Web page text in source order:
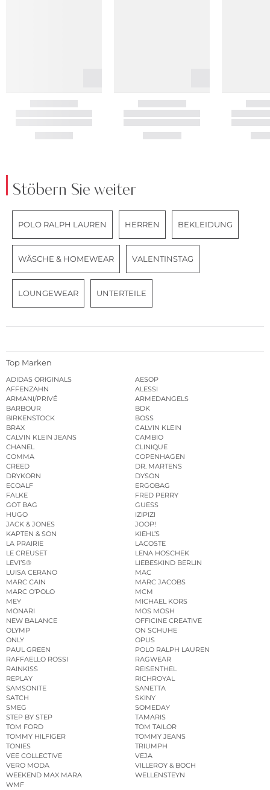
Stöbern Sie weiter
POLO RALPH LAUREN HERREN BEKLEIDUNG
WÄSCHE & HOMEWEAR VALENTINSTAG
LOUNGEWEAR UNTERTEILE
Top Marken
ADIDAS ORIGINALS
AESOP
AFFENZAHN
ALESSI
ARMANI/PRIVÉ
ARMEDANGELS
BARBOUR
BDK
BIRKENSTOCK
BOSS
BRAX
CALVIN KLEIN
CALVIN KLEIN JEANS
CAMBIO
CHANEL
CLINIQUE
COMMA
COPENHAGEN
CREED
DR. MARTENS
DRYKORN
DYSON
ECOALF
ERGOBAG
FALKE
FRED PERRY
GOT BAG
GUESS
HUGO
IZIPIZI
JACK & JONES
JOOP!
KAPTEN & SON
KIEHL’S
LA PRAIRIE
LACOSTE
LE CREUSET
LENA HOSCHEK
LEVI’S®
LIEBESKIND BERLIN
LUISA CERANO
MAC
MARC CAIN
MARC JACOBS
MARC O’POLO
MCM
MEY
MICHAEL KORS
MONARI
MOS MOSH
NEW BALANCE
OFFICINE CREATIVE
OLYMP
ON SCHUHE
ONLY
OPUS
PAUL GREEN
POLO RALPH LAUREN
RAFFAELLO ROSSI
RAGWEAR
RAINKISS
REISENTHEL
REPLAY
RICHROYAL
SAMSONITE
SANETTA
SATCH
SKINY
SMEG
SOMEDAY
STEP BY STEP
TAMARIS
TOM FORD
TOM TAILOR
TOMMY HILFIGER
TOMMY JEANS
TONIES
TRIUMPH
VEE COLLECTIVE
VEJA
VERO MODA
VILLEROY & BOCH
WEEKEND MAX MARA
WELLENSTEYN
WMF